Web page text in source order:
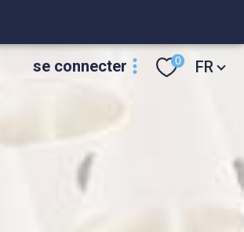
se connecter 0 Langue
FR